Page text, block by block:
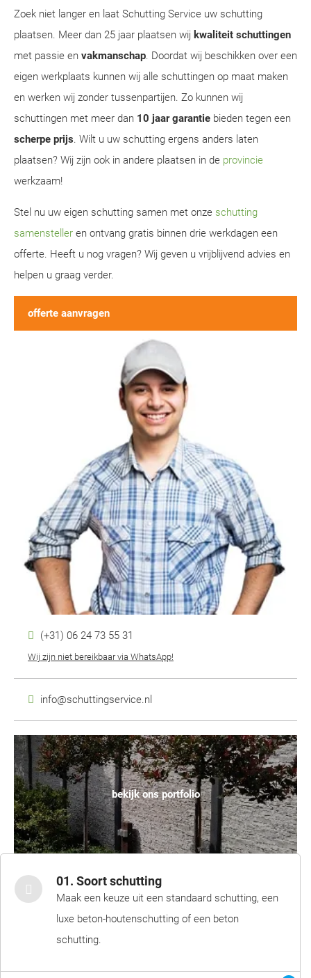
Zoek niet langer en laat Schutting Service uw schutting
plaatsen. Meer dan 25 jaar plaatsen wij kwaliteit schuttingen
met passie en vakmanschap. Doordat wij beschikken over een
eigen werkplaats kunnen wij alle schuttingen op maat maken
en werken wij zonder tussenpartijen. Zo kunnen wij
schuttingen met meer dan 10 jaar garantie bieden tegen een
scherpe prijs. Wilt u uw schutting ergens anders laten
plaatsen? Wij zijn ook in andere plaatsen in de provincie
werkzaam!
Stel nu uw eigen schutting samen met onze schutting
samensteller en ontvang gratis binnen drie werkdagen een
offerte. Heeft u nog vragen? Wij geven u vrijblijvend advies en
helpen u graag verder.
offerte aanvragen
(+31) 06 24 73 55 31
Wij zijn niet bereikbaar via WhatsApp!
info@schuttingservice.nl
bekijk ons portfolio
01. Soort schutting
Maak een keuze uit een standaard schutting, een
luxe beton-houtenschutting of een beton
schutting.